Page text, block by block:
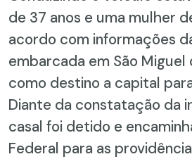
de 37 anos e uma mulher
acordo com informações
embarcada em São
como destino a capital
Diante da constatação da
casal foi detido e
Federal para as